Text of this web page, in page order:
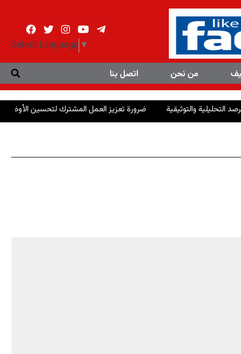
Select Language ▼
من نحن اتصل بنا
ضرورة تعزيز العمل المشترك لتحسين الأوضاع في